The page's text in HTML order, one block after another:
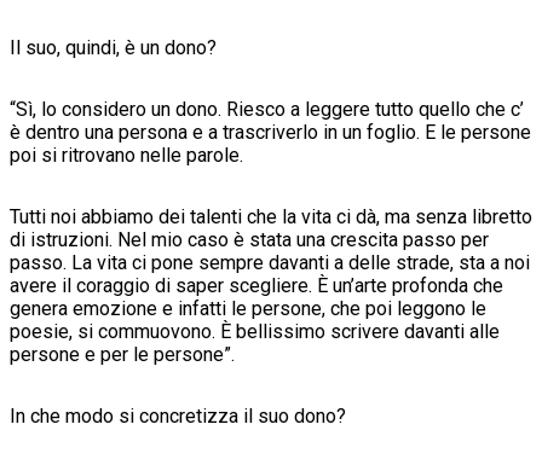
Il suo, quindi, è un dono?
“Sì, lo considero un dono. Riesco a leggere tutto quello che c’
è dentro una persona e a trascriverlo in un foglio. E le persone
poi si ritrovano nelle parole.
Tutti noi abbiamo dei talenti che la vita ci dà, ma senza libretto
di istruzioni. Nel mio caso è stata una crescita passo per
passo. La vita ci pone sempre davanti a delle strade, sta a noi
avere il coraggio di saper scegliere. È un’arte profonda che
genera emozione e infatti le persone, che poi leggono le
poesie, si commuovono. È bellissimo scrivere davanti alle
persone e per le persone”.
In che modo si concretizza il suo dono?